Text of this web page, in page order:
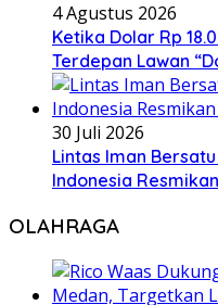
4 Agustus 2026
Ketika Dolar Rp
Terdepan Lawan
30 Juli 2026
Lintas Iman
Indonesia
OLAHRAGA